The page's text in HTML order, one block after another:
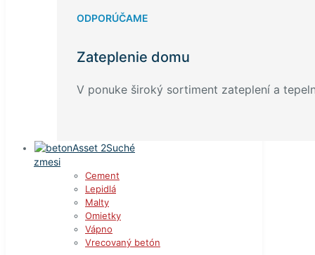
ODPORÚČAME
Zateplenie domu
V ponuke široký sortiment zateplení a
Suché
zmesi
Cement
Lepidlá
Malty
Omietky
Vápno
Vrecovaný betón